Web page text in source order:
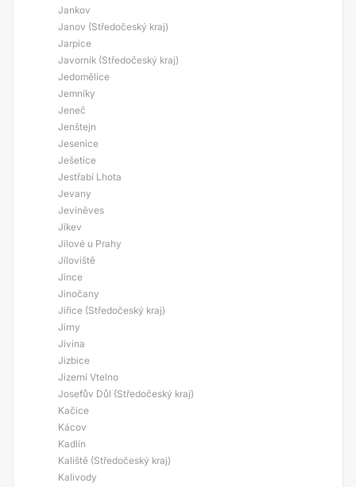
Jankov
Janov (Středočeský kraj)
Jarpice
Javorník (Středočeský kraj)
Jedomělice
Jemníky
Jeneč
Jenštejn
Jesenice
Ješetice
Jestřabí Lhota
Jevany
Jeviněves
Jíkev
Jílové u Prahy
Jíloviště
Jince
Jinočany
Jiřice (Středočeský kraj)
Jirny
Jivina
Jizbice
Jizerní Vtelno
Josefův Důl (Středočeský kraj)
Kačice
Kácov
Kadlín
Kaliště (Středočeský kraj)
Kalivody